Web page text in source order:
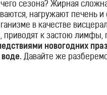
сезона? Жирная
нагружают печень
в качестве
к застою лимфы,
новогодних
Давайте же